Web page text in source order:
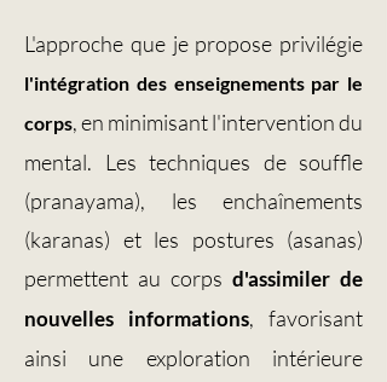
L'approche que je propose privilégie
l'intégration des enseignements par le
corps, en minimisant l'intervention du
mental. Les techniques de souffle
(pranayama), les enchaînements
(karanas) et les postures (asanas)
permettent au corps d'assimiler de
nouvelles informations, favorisant
ainsi une exploration intérieure